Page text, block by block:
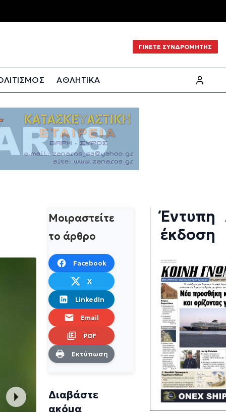
ΓΙΝΕΤΕ ΣΥΝΔΡΟΜΗΤΗΣ
ΑΘΛΗΤΙΚΑ
Μοιραστείτε
το άρθρο
Facebook
X
LinkedIn
Email
PDF
Εκτύπωση
Διαβάστε
ακόμα
Έντυπη
έκδοση